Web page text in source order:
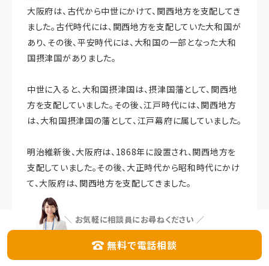
大阪府は、古代から中世にかけて、関西地方を支配してき
ました。古代時代には、関西地方を支配していた大和国が
あり、その後、平安時代には、大和国の一部となった大和
国摂津国がありました。
中世に入ると、大和国摂津国は、摂津国藩として、関西地
方を支配していました。その後、江戸時代には、関西地方
は、大和国摂津国の藩として、江戸幕府に属していました。
明治維新後、大阪府は、1868年に設置され、関西地方を
支配していました。その後、大正時代から昭和時代にかけ
て、大阪府は、関西地方を支配してきました。
昭和時代には、大阪府は、関西地方を支配しながら、経済
発展を促進し、都市開発を行いました。また、第二次世界
大戦後も、大阪府は、関西地方を支配しながら、経済発展
を促進してきました。
＼ お気軽に相談員にお尋ねください ／
無料で電話相談